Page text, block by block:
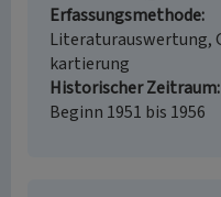
Erfassungsmethode
Literaturauswertung,
kartierung
Historischer Zeitraum
Beginn 1951 bis 1956